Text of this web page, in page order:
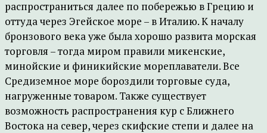
распространиться далее по побережью в Грецию и
оттуда через Эгейское море – в Италию. К началу
бронзового века уже была хорошо развита морская
торговля – тогда миром правили микенские,
минойские и финикийские мореплаватели. Все
Средиземное море бороздили торговые суда,
нагруженные товаром. Также существует
возможность распространения кур с Ближнего
Востока на север, через скифские степи и далее на